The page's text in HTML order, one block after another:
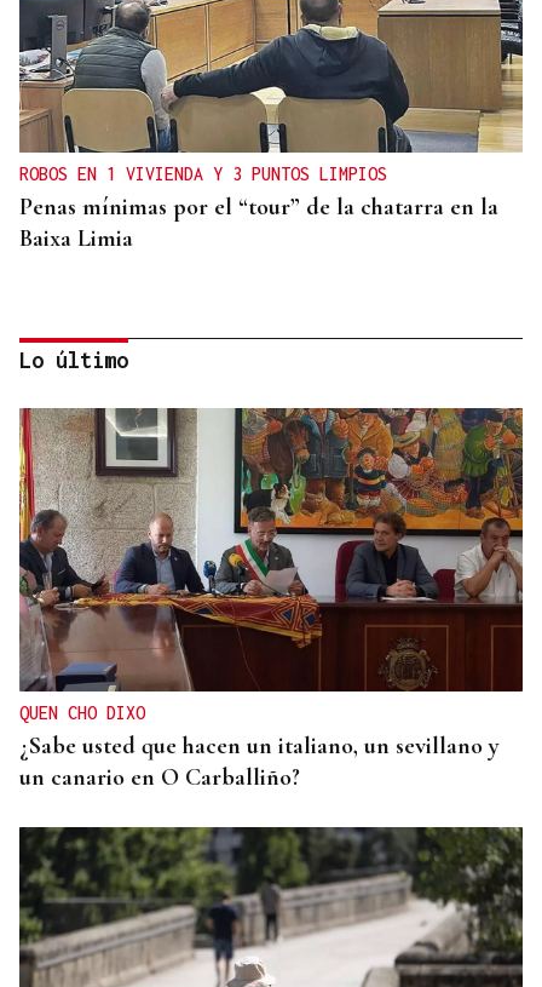
ROBOS EN 1 VIVIENDA Y 3 PUNTOS LIMPIOS
Penas mínimas por el “tour” de la chatarra en la
Baixa Limia
IMPULSO AL EMPLEO LOCAL
Muíños y Lobios activan empleo del sector
servicios
Lo último
QUEN CHO DIXO
¿Sabe usted que hacen un italiano, un sevillano y
un canario en O Carballiño?